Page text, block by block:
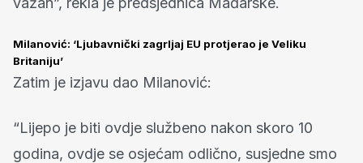
Milanović: ‘Ljubavnički zagrljaj EU protjerao je Veliku
Britaniju’
Zatim je izjavu dao Milanović:
“Lijepo je biti ovdje službeno nakon skoro 10
godina, ovdje se osjećam odlično, susjedne smo